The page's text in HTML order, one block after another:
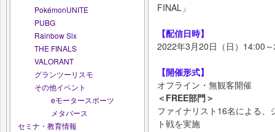
PokémonUNITE
PUBG
Rainbow Six
THE FINALS
VALORANT
グランツーリスモ
その他イベント
eモータースポーツ
メタバース
セミナ・教育情報
FINAL」
【配信日時】
2022年3月20日（日）14:00
【開催形式】
オフライン・無観客開催
＜FREE部門＞
ファイナリスト16名による、
ト戦を実施